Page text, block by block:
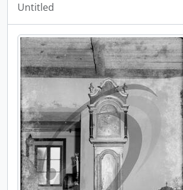
Untitled